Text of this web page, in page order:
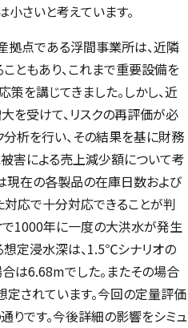
さいと考えています。
点である浮間事業所は、近隣
ともあり、これまで重要設備を
を講じてきました。しかし、近
を受けて、リスクの再評価が必
析を行い、その結果を基に財務
害による売上減少額について考
現在の各製品の在庫日数および
対応で十分対応できることが判
で1000年に一度の大洪水が発生
想定浸水深は、1.5℃シナリオの
は6.68mでした。またその場合
されています。今回の定量評価
りです。今後詳細の影響をシミュ